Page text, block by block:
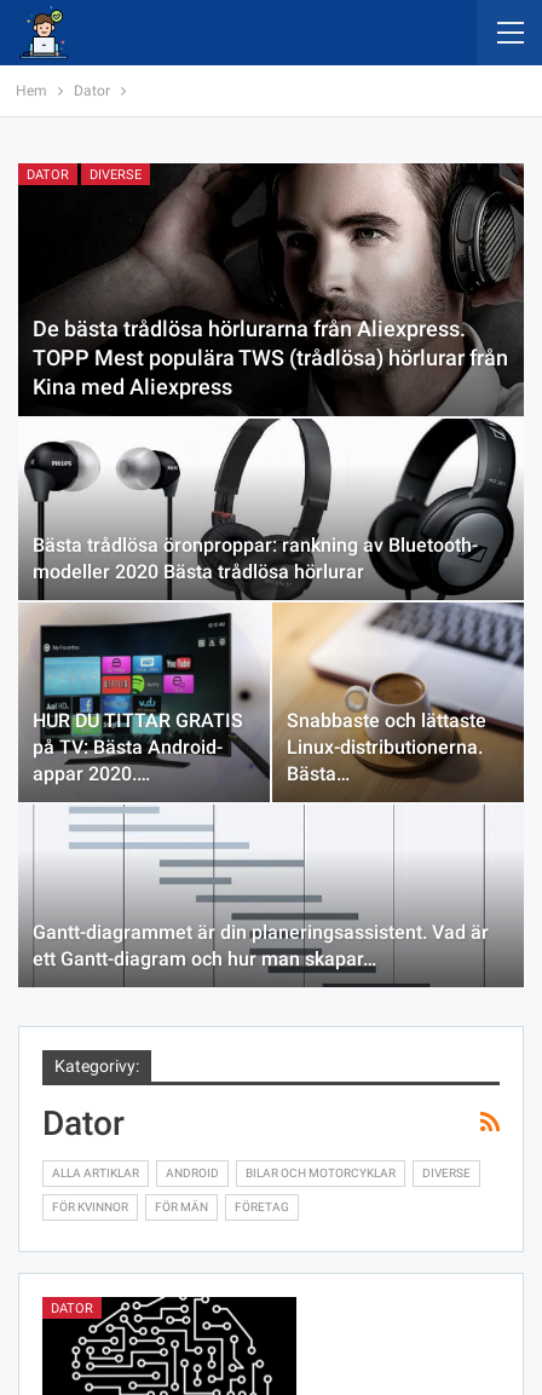
Hem Dator
DATOR DIVERSE
De bästa trådlösa hörlurarna från Aliexpress.
TOPP Mest populära TWS (trådlösa) hörlurar från
Kina med Aliexpress
Bästa trådlösa öronproppar: rankning av Bluetooth-
modeller 2020 Bästa trådlösa hörlurar
HUR DU TITTAR GRATIS
på TV: Bästa Android-
appar 2020.…
Snabbaste och lättaste
Linux-distributionerna.
Bästa…
Gantt-diagrammet är din planeringsassistent. Vad är
ett Gantt-diagram och hur man skapar…
Kategorivy:
Dator
ALLA ARTIKLAR ANDROID BILAR OCH MOTORCYKLAR DIVERSE
FÖR KVINNOR FÖR MÄN FÖRETAG
DATOR